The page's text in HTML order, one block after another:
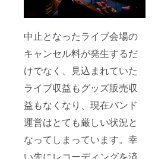
中止となったライブ会場の
キャンセル料が発生するだ
けでなく、見込まれていた
ライブ収益もグッズ販売収
益もなくなり、現在バンド
運営はとても厳しい状況と
なってしまっています。幸